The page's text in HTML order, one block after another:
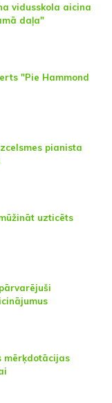
vidusskola aicina
daļa"
"Pie Hammond
pianista
uzticēts
mērķdotācijas